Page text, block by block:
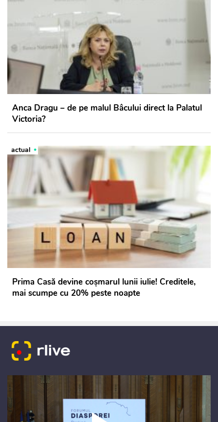
Anca Dragu – de pe malul Bâcului direct la Palatul
Victoria?
actual
Prima Casă devine coșmarul lunii iulie! Creditele,
mai scumpe cu 20% peste noapte